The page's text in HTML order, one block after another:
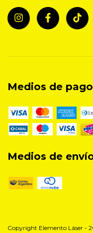
Medios de pago
Medios de
Copyright Elemento Láser -